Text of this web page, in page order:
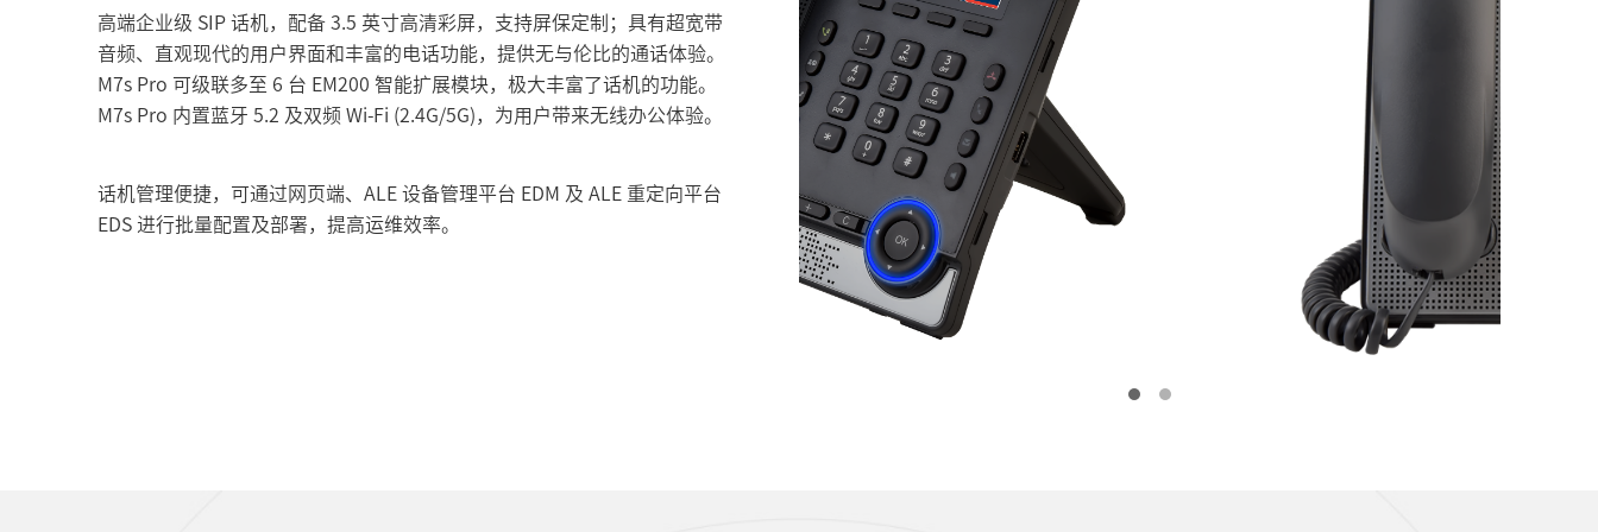
高端企业级 SIP 话机，配备 3.5 英寸高清彩屏，支持屏保定制；具有超宽带
音频、直观现代的用户界面和丰富的电话功能，提供无与伦比的通话体验。
M7s Pro 可级联多至 6 台 EM200 智能扩展模块，极大丰富了话机的功能。
M7s Pro 内置蓝牙 5.2 及双频 Wi-Fi (2.4G/5G)，为用户带来无线办公体验。
话机管理便捷，可通过网页端、ALE 设备管理平台 EDM 及 ALE 重定向平台
EDS 进行批量配置及部署，提高运维效率。